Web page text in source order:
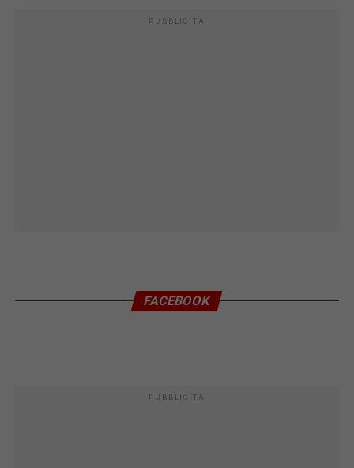
PUBBLICITÀ
FACEBOOK
PUBBLICITÀ